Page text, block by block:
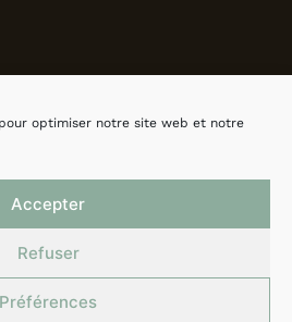
optimiser notre site web et notre
Accepter
Refuser
Préférences